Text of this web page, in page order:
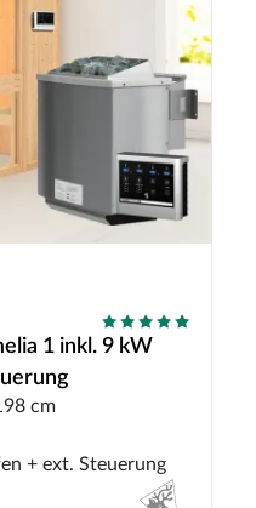
1 inkl. 9 kW
cm
+ ext. Steuerung